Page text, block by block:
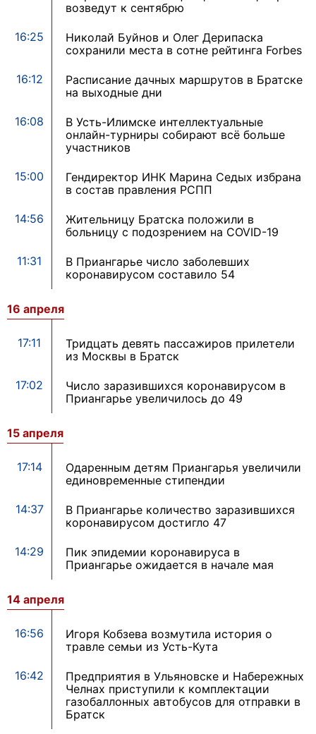
возведут к сентябрю
16:25
Николай Буйнов и Олег Дерипаска
сохранили места в сотне рейтинга Forbes
16:12
Расписание дачных маршрутов в Братске
на выходные дни
16:08
В Усть-Илимске интеллектуальные
онлайн-турниры собирают всё больше
участников
15:00
Гендиректор ИНК Марина Седых избрана
в состав правления РСПП
14:56
Жительницу Братска положили в
больницу с подозрением на COVID-19
11:31
В Приангарье число заболевших
коронавирусом составило 54
16 апреля
17:11
Тридцать девять пассажиров прилетели
из Москвы в Братск
17:02
Число заразившихся коронавирусом в
Приангарье увеличилось до 49
15 апреля
17:14
Одаренным детям Приангарья увеличили
единовременные стипендии
14:37
В Приангарье количество заразившихся
коронавирусом достигло 47
14:29
Пик эпидемии коронавируса в
Приангарье ожидается в начале мая
14 апреля
16:56
Игоря Кобзева возмутила история о
травле семьи из Усть-Кута
16:42
Предприятия в Ульяновске и Набережных
Челнах приступили к комплектации
газобаллонных автобусов для отправки в
Братск